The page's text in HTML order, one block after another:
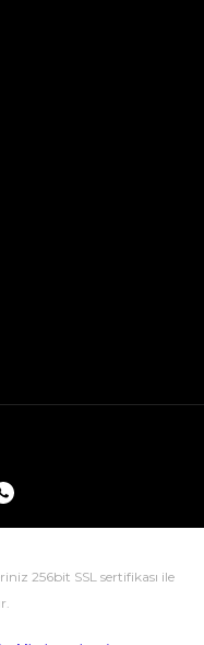
256bit SSL sertifikası ile